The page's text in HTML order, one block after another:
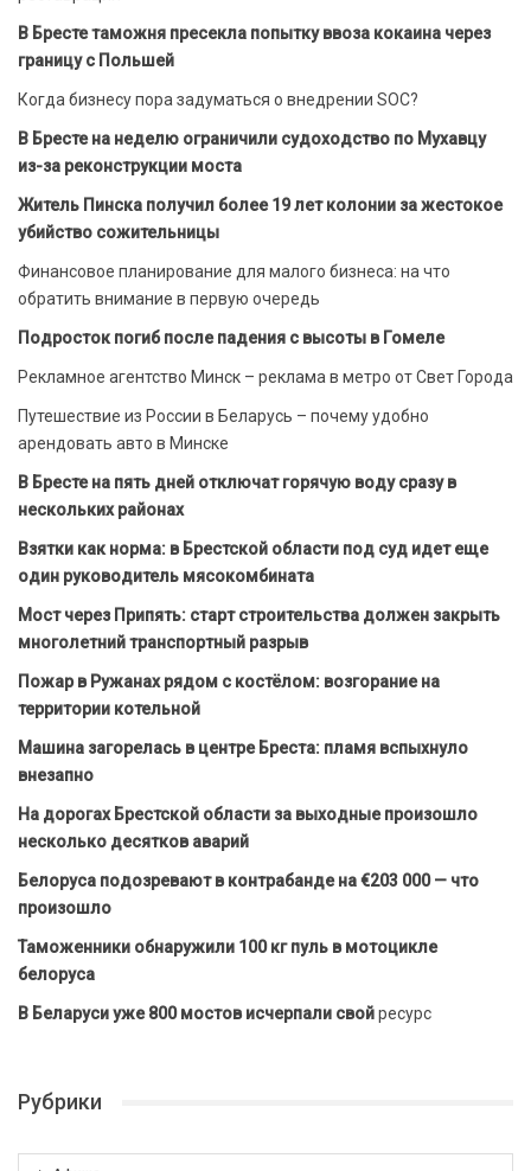
В Бресте таможня пресекла попытку ввоза кокаина через
границу с Польшей
Когда бизнесу пора задуматься о внедрении SOC?
В Бресте на неделю ограничили судоходство по Мухавцу
из-за реконструкции моста
Житель Пинска получил более 19 лет колонии за жестокое
убийство сожительницы
Финансовое планирование для малого бизнеса: на что
обратить внимание в первую очередь
Подросток погиб после падения с высоты в Гомеле
Рекламное агентство Минск – реклама в метро от Свет Города
Путешествие из России в Беларусь – почему удобно
арендовать авто в Минске
В Бресте на пять дней отключат горячую воду сразу в
нескольких районах
Взятки как норма: в Брестской области под суд идет еще
один руководитель мясокомбината
Мост через Припять: старт строительства должен закрыть
многолетний транспортный разрыв
Пожар в Ружанах рядом с костёлом: возгорание на
территории котельной
Машина загорелась в центре Бреста: пламя вспыхнуло
внезапно
На дорогах Брестской области за выходные произошло
несколько десятков аварий
Белоруса подозревают в контрабанде на €203 000 — что
произошло
Таможенники обнаружили 100 кг пуль в мотоцикле
белоруса
В Беларуси уже 800 мостов исчерпали свойресурс
Рубрики